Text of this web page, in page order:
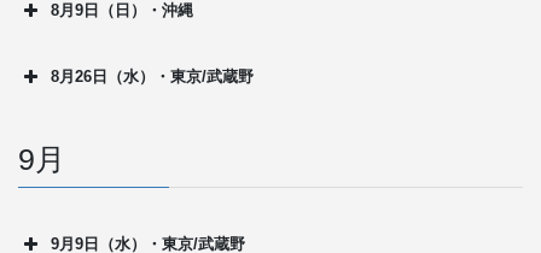
8月9日（日）・沖縄
8月26日（水）・東京/武蔵野
9月
9月9日（水）・東京/武蔵野